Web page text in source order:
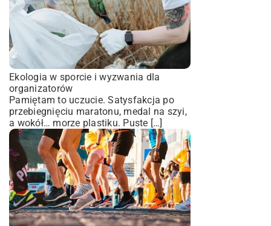
Ekologia w sporcie i wyzwania dla
organizatorów
Pamiętam to uczucie. Satysfakcja po
przebiegnięciu maratonu, medal na szyi,
a wokół… morze plastiku. Puste […]